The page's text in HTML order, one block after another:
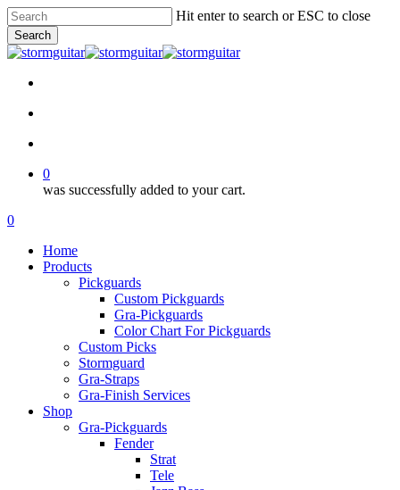
Skip
to
main
content
Hit enter to search or ESC to close
Search
Close
0
was successfully added to your cart.
Menu
search
account
0
Home
Products
Pickguards
Custom Pickguards
Gra-Pickguards
Color Chart For Pickguards
Custom Picks
Stormguard
Gra-Straps
Gra-Finish Services
Shop
Gra-Pickguards
Fender
Strat
Tele